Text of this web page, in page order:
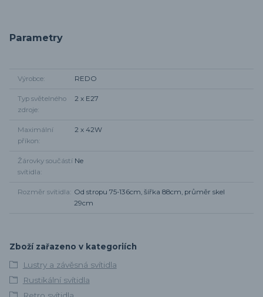
Parametry
Výrobce REDO
Typ světelného
zdroje
2 x E27
Maximální
příkon
2 x 42W
Žárovky součástí
svítidla
Ne
Rozměr svítidla
Od stropu 75-136cm, šířka 88cm, průměr skel
29cm
Zboží zařazeno v kategoriích
Lustry a závěsná svítidla
Rustikální svítidla